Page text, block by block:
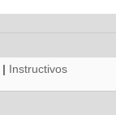
| Instructivos